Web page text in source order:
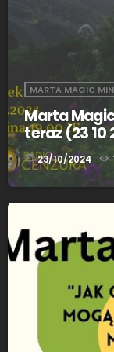
MARTA MAGIC
Marta
teraz (23 10
today 23/10/2024